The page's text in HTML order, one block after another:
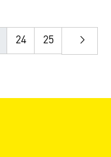
24 25